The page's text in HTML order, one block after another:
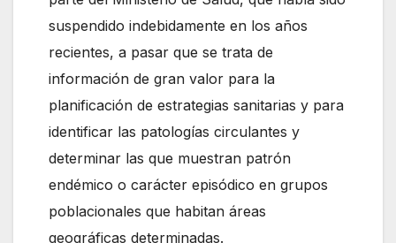
suspendido indebidamente en los años
recientes, a pasar que se trata de
información de gran valor para la
planificación de estrategias sanitarias y para
identificar las patologías circulantes y
determinar las que muestran patrón
endémico o carácter episódico en grupos
poblacionales que habitan áreas
geográficas determinadas.